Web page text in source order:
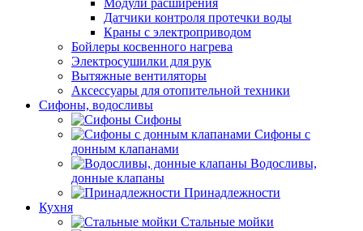
Модули расширения
Датчики контроля протечки воды
Краны с электроприводом
Бойлеры косвенного нагрева
Электросушилки для рук
Вытяжные вентиляторы
Аксессуары для отопительной техники
Сифоны, водосливы
Сифоны
Сифоны с
донным клапанами
Водосливы,
донные клапаны
Принадлежности
Кухня
Стальные мойки